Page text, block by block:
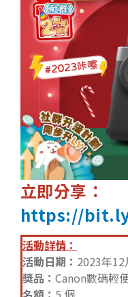
立即分享：
https://
活動詳情：
活動日期： 2023年
獎品： Canon數碼輕